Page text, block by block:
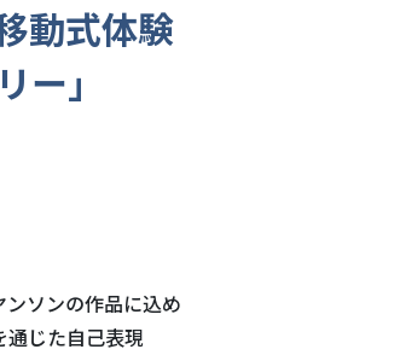
動式体験
ー」
ソンの作品に込め
じた自己表現